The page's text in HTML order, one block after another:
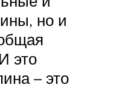
но и
это
– это